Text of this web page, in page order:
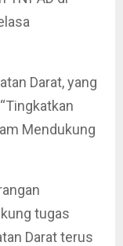
Darat, yang
Mendukung
tugas
Darat terus